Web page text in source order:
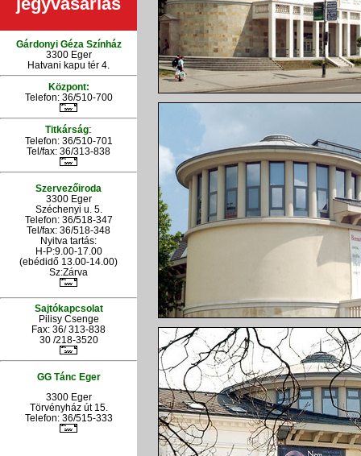
Gárdonyi Géza Színház
3300 Eger
Hatvani kapu tér 4.
Központ:
Telefon: 36/510-700
Titkárság:
Telefon: 36/510-701
Tel/fax: 36/313-838
Szervezőiroda
3300 Eger
Széchenyi u. 5.
Telefon: 36/518-347
Tel/fax: 36/518-348
Nyitva tartás:
H-P:9.00-17.00
(ebédidő 13.00-14.00)
Sz:Zárva
Sajtókapcsolat
Pilisy Csenge
Fax: 36/ 313-838
30 /218-3520
GG Tánc Eger
3300 Eger
Törvényház út 15.
Telefon: 36/515-333